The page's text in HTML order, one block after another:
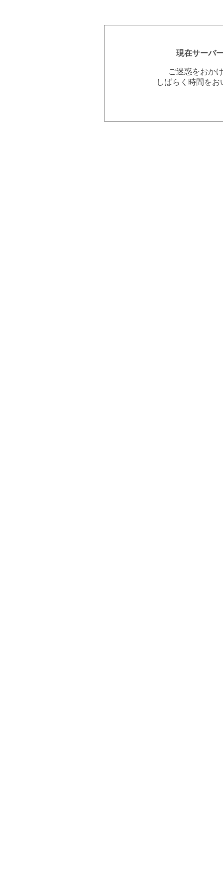
現在サーバ
ご迷惑をおか
しばらく時間を